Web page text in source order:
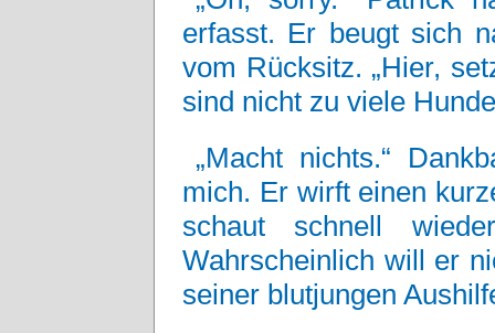
erfasst. Er beugt sich
vom Rücksitz. „Hier,
sind nicht zu viele
„Macht nichts.“
mich. Er wirft einen
schaut schnell
Wahrscheinlich will er
seiner blutjungen